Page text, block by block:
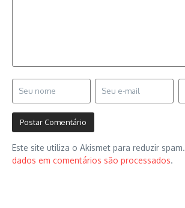
Este site utiliza o Akismet para reduzir spam.
dados em comentários são processados.